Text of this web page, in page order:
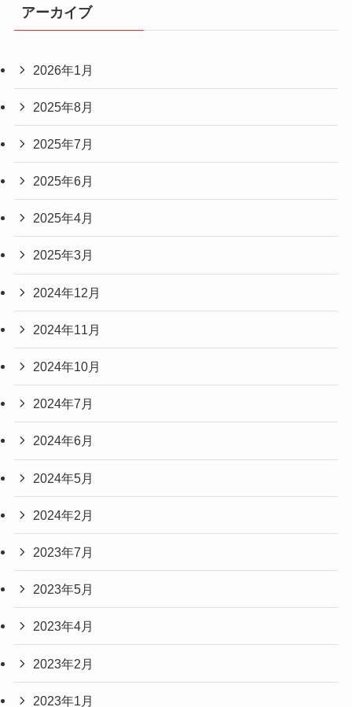
アーカイブ
2026年1月
2025年8月
2025年7月
2025年6月
2025年4月
2025年3月
2024年12月
2024年11月
2024年10月
2024年7月
2024年6月
2024年5月
2024年2月
2023年7月
2023年5月
2023年4月
2023年2月
2023年1月